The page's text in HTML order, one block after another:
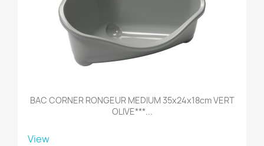
BAC CORNER RONGEUR MEDIUM 35x24x18cm VERT
OLIVE***...
View